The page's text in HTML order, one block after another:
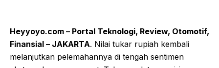
Heyyoyo.com – Portal Teknologi, Review, Otomotif,
Finansial – JAKARTA. Nilai tukar rupiah kembali
melanjutkan pelemahannya di tengah sentimen